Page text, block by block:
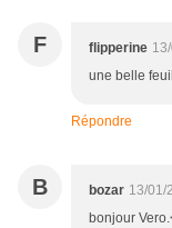
F flipperine
une belle
Répondre
B bozar 13/01/
bonjour